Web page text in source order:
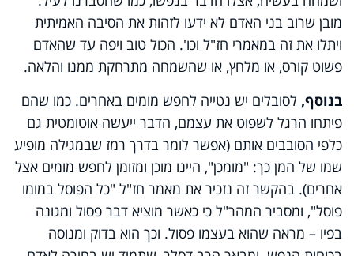
מובן שרוב בני האדם לא ידעו לזהות את הסיבה האמיתית
ויתלו את זה במאמרי חז"ל וכו'. הכול טוב ויפה עד שהאדם
פשוט קורס, או מלחץ, או שהשמחה מתרחקת ממנו והלאה.
בנוסף, לסובלים יש נטייה לחפש מומים באחרים. כמו שהם
פיתחו הרגל לשפוט את עצמם, הדבר ייעשה אוטומטית גם
כלפי הסובבים אותם (אפשר לומר בדרך רמז שבמגילה מופיע
שמו של המן כך: "מומכן", היינו מוכן ומזומן לחפש מומים אצל
אחרים). בהקשר זה נזכיר את מאמר חז"ל "כל הפוסל במומו
פוסל", ומסביר המהר"ל כי כאשר מוציא דבר פסול ומגונה
בפיו – מראה שהוא בעצמו פסול. וכך הוא בדוק ומנוסה